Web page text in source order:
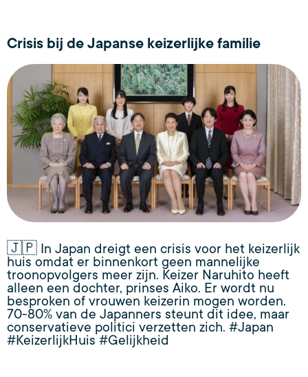
Crisis bij de Japanse keizerlijke familie
🇯🇵 In Japan dreigt een crisis voor het keizerlijk
huis omdat er binnenkort geen mannelijke
troonopvolgers meer zijn. Keizer Naruhito heeft
alleen een dochter, prinses Aiko. Er wordt nu
besproken of vrouwen keizerin mogen worden.
70-80% van de Japanners steunt dit idee, maar
conservatieve politici verzetten zich. #Japan
#KeizerlijkHuis #Gelijkheid